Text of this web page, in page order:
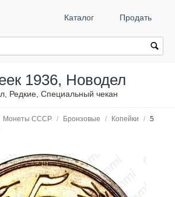
Каталог Продать
1936, Новодел
Редкие, Специальный чекан
Монеты СССР / Бронзовые / Копейки / 5